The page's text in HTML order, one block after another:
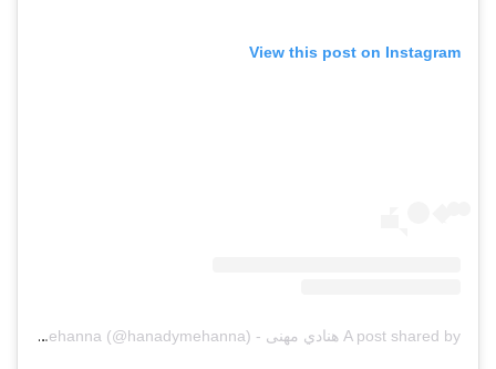
View this post on Instagram
A post shared by هنادي مهنى - Hanady Mehanna (@hanadymehanna)